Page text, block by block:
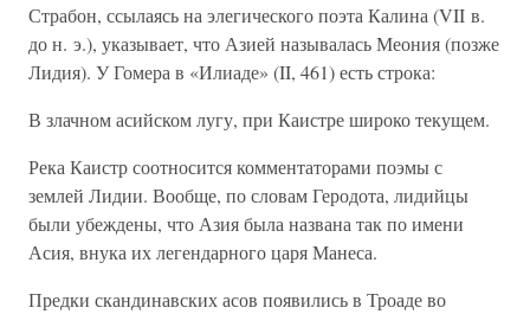
Страбон, ссылаясь на элегического поэта Калина (VII в.
до н. э.), указывает, что Азией называлась Меония (позже
Лидия). У Гомера в «Илиаде» (II, 461) есть строка:
В злачном асийском лугу, при Каистре широко текущем.
Река Каистр соотносится комментаторами поэмы с
землей Лидии. Вообще, по словам Геродота, лидийцы
были убеждены, что Азия была названа так по имени
Асия, внука их легендарного царя Манеса.
Предки скандинавских асов появились в Троаде во